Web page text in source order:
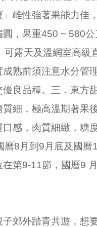
雌性強著果能力佳
，果重450 ~ 580
可露天及溫網室高級
熟前須注意水分管
良品種。三．東方
細，極高溫期著果
感，肉質細緻，糖
曆8月到9月底及國曆
第9-11節，國曆9
郊外踏青共遊，想